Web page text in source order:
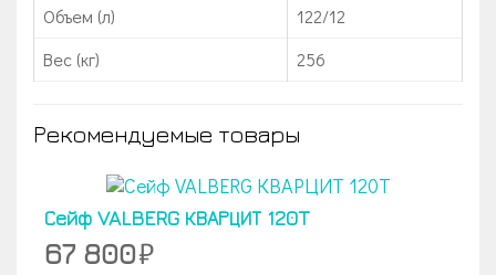
Объем (л)
122/12
Вес (кг)
256
Рекомендуемые товары
Сейф VALBERG КВАРЦИТ 120T
67 800